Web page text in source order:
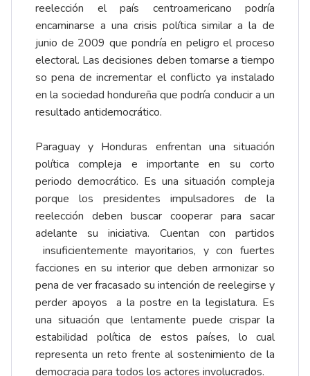
reelección el país centroamericano podría
encaminarse a una crisis política similar a la de
junio de 2009 que pondría en peligro el proceso
electoral. Las decisiones deben tomarse a tiempo
so pena de incrementar el conflicto ya instalado
en la sociedad hondureña que podría conducir a un
resultado antidemocrático.
Paraguay y Honduras enfrentan una situación
política compleja e importante en su corto
periodo democrático. Es una situación compleja
porque los presidentes impulsadores de la
reelección deben buscar cooperar para sacar
adelante su iniciativa. Cuentan con partidos
insuficientemente mayoritarios, y con fuertes
facciones en su interior que deben armonizar so
pena de ver fracasado su intención de reelegirse y
perder apoyos a la postre en la legislatura. Es
una situación que lentamente puede crispar la
estabilidad política de estos países, lo cual
representa un reto frente al sostenimiento de la
democracia para todos los actores involucrados.